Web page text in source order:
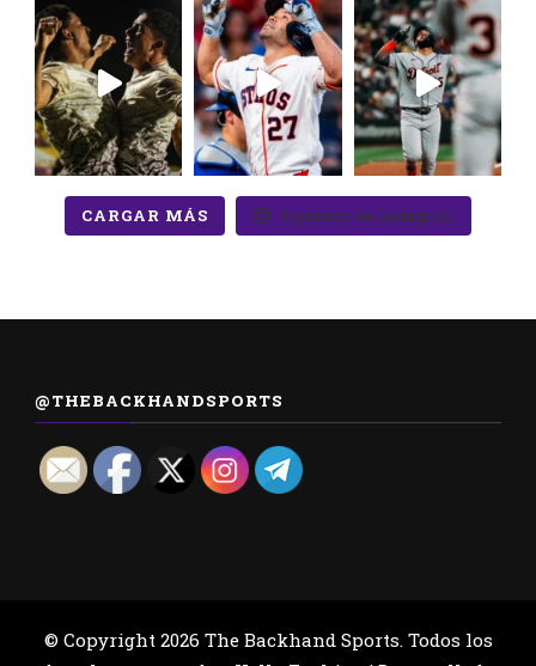
CARGAR MÁS Síguenos en Instagram
@THEBACKHANDSPORTS
© Copyright 2026 The Backhand Sports. Todos los